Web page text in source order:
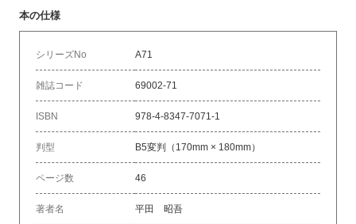
本の仕様
シリーズNo A71
雑誌コード 69002-71
ISBN 978-4-8347-7071-1
判型 B5変判（170mm × 180mm）
ページ数 46
著者名 平田 昭吾